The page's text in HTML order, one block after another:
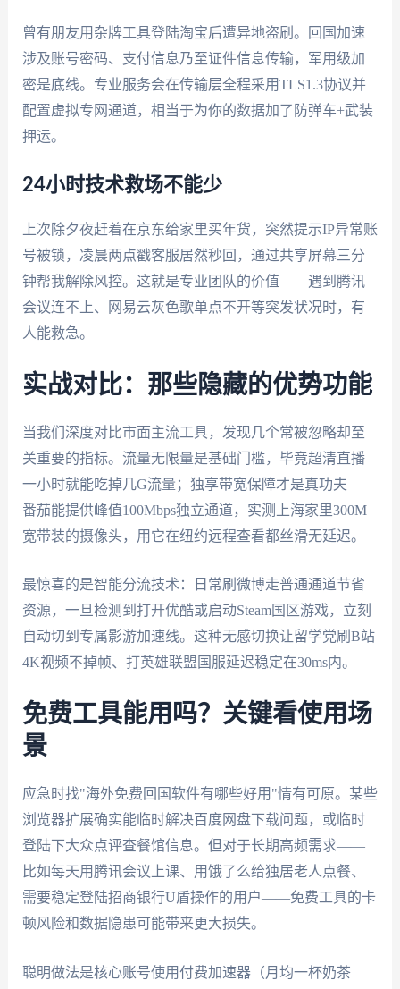
曾有朋友用杂牌工具登陆淘宝后遭异地盗刷。回国加速
涉及账号密码、支付信息乃至证件信息传输，军用级加
密是底线。专业服务会在传输层全程采用TLS1.3协议并
配置虚拟专网通道，相当于为你的数据加了防弹车+武装
押运。
24小时技术救场不能少
上次除夕夜赶着在京东给家里买年货，突然提示IP异常账
号被锁，凌晨两点戳客服居然秒回，通过共享屏幕三分
钟帮我解除风控。这就是专业团队的价值——遇到腾讯
会议连不上、网易云灰色歌单点不开等突发状况时，有
人能救急。
实战对比：那些隐藏的优势功能
当我们深度对比市面主流工具，发现几个常被忽略却至
关重要的指标。流量无限量是基础门槛，毕竟超清直播
一小时就能吃掉几G流量；独享带宽保障才是真功夫——
番茄能提供峰值100Mbps独立通道，实测上海家里300M
宽带装的摄像头，用它在纽约远程查看都丝滑无延迟。
最惊喜的是智能分流技术：日常刷微博走普通通道节省
资源，一旦检测到打开优酷或启动Steam国区游戏，立刻
自动切到专属影游加速线。这种无感切换让留学党刷B站
4K视频不掉帧、打英雄联盟国服延迟稳定在30ms内。
免费工具能用吗？关键看使用场
景
应急时找"海外免费回国软件有哪些好用"情有可原。某些
浏览器扩展确实能临时解决百度网盘下载问题，或临时
登陆下大众点评查餐馆信息。但对于长期高频需求——
比如每天用腾讯会议上课、用饿了么给独居老人点餐、
需要稳定登陆招商银行U盾操作的用户——免费工具的卡
顿风险和数据隐患可能带来更大损失。
聪明做法是核心账号使用付费加速器（月均一杯奶茶